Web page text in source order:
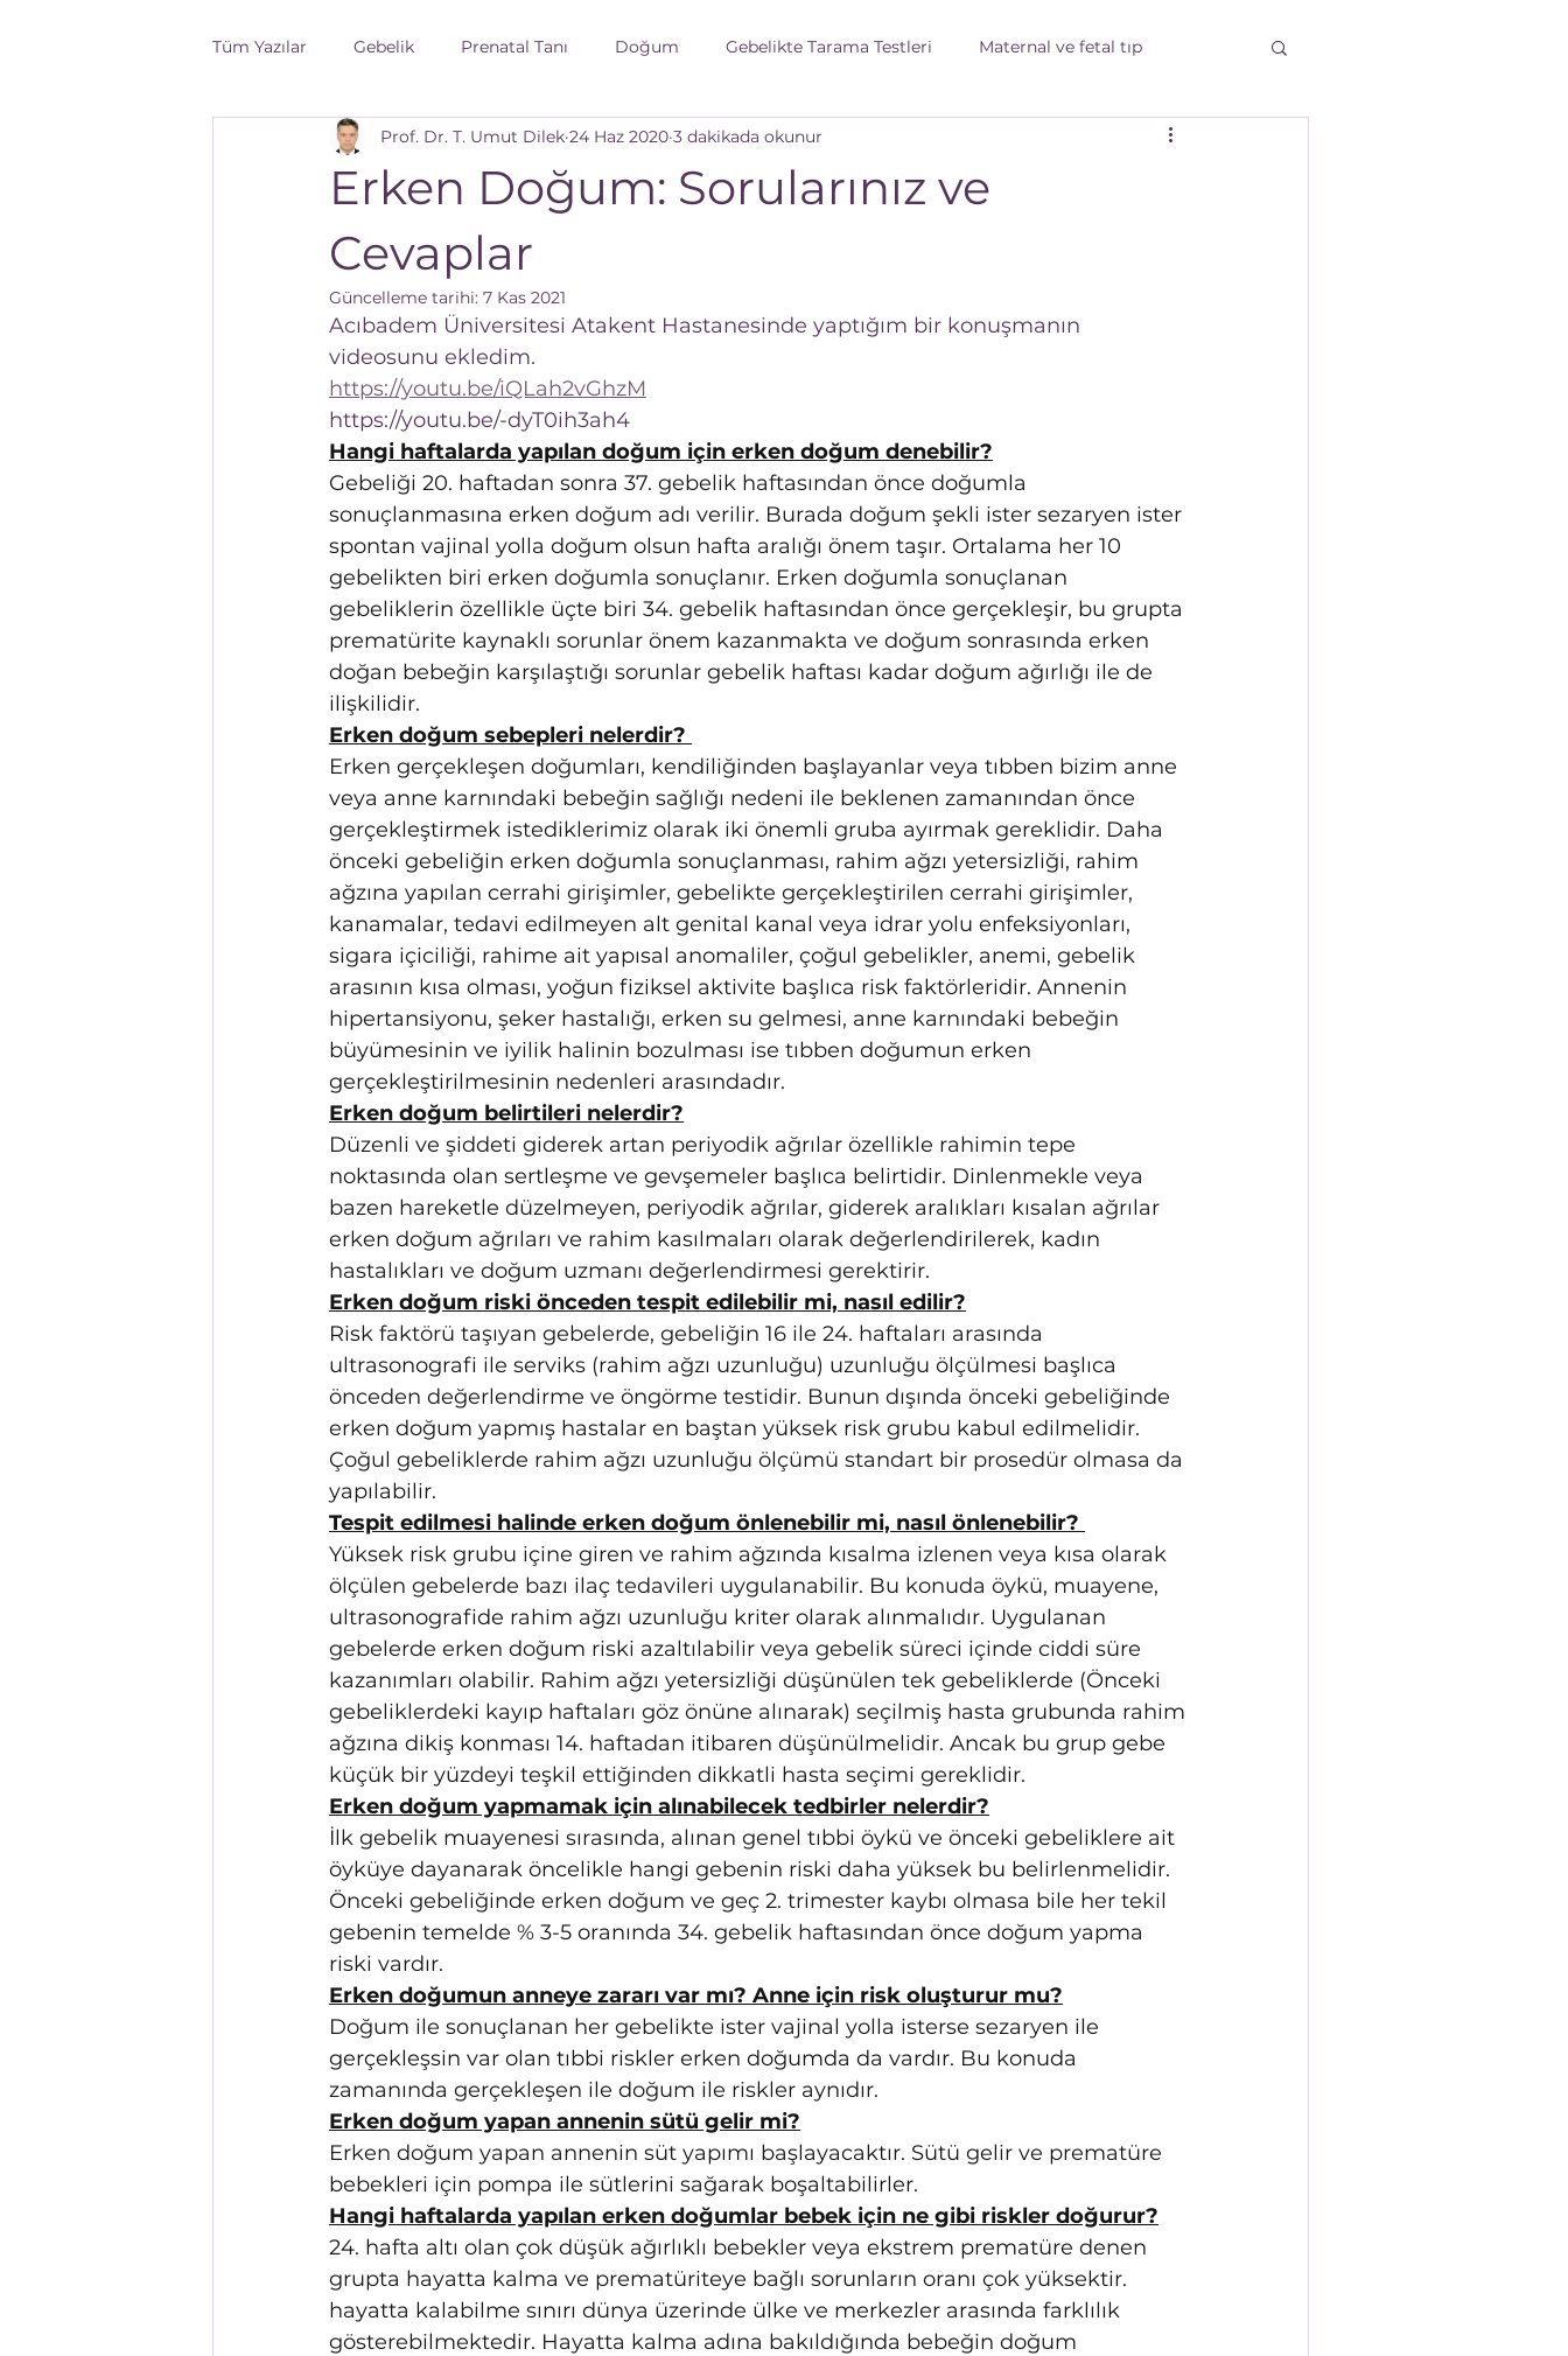
Tüm Yazılar Gebelik Prenatal Tanı Doğum Gebelikte Tarama Testleri Maternal ve fetal tıp
Fetal sağlık Gebelik Öncesi gebelikte sık sorulan sorular Gebelik Takibi
kadın sağlığı Gebelikte Beslenme
Erken Doğum: Sorularınız ve
Cevaplar
Prof. Dr. T. Umut Dilek 24 Haz 2020 3 dakikada okunur
Güncelleme tarihi: 7 Kas 2021
Acıbadem Üniversitesi Atakent Hastanesinde yaptığım bir konuşmanın
videosunu ekledim.
https://youtu.be/iQLah2vGhzM
https://youtu.be/-dyT0ih3ah4
Hangi haftalarda yapılan doğum için erken doğum denebilir?
Gebeliği 20. haftadan sonra 37. gebelik haftasından önce doğumla
sonuçlanmasına erken doğum adı verilir. Burada doğum şekli ister sezaryen ister
spontan vajinal yolla doğum olsun hafta aralığı önem taşır. Ortalama her 10
gebelikten biri erken doğumla sonuçlanır. Erken doğumla sonuçlanan
gebeliklerin özellikle üçte biri 34. gebelik haftasından önce gerçekleşir, bu grupta
prematürite kaynaklı sorunlar önem kazanmakta ve doğum sonrasında erken
doğan bebeğin karşılaştığı sorunlar gebelik haftası kadar doğum ağırlığı ile de
ilişkilidir.
Erken doğum sebepleri nelerdir?
Erken gerçekleşen doğumları, kendiliğinden başlayanlar veya tıbben bizim anne
veya anne karnındaki bebeğin sağlığı nedeni ile beklenen zamanından önce
gerçekleştirmek istediklerimiz olarak iki önemli gruba ayırmak gereklidir. Daha
önceki gebeliğin erken doğumla sonuçlanması, rahim ağzı yetersizliği, rahim
ağzına yapılan cerrahi girişimler, gebelikte gerçekleştirilen cerrahi girişimler,
kanamalar, tedavi edilmeyen alt genital kanal veya idrar yolu enfeksiyonları,
sigara içiciliği, rahime ait yapısal anomaliler, çoğul gebelikler, anemi, gebelik
arasının kısa olması, yoğun fiziksel aktivite başlıca risk faktörleridir. Annenin
hipertansiyonu, şeker hastalığı, erken su gelmesi, anne karnındaki bebeğin
büyümesinin ve iyilik halinin bozulması ise tıbben doğumun erken
gerçekleştirilmesinin nedenleri arasındadır.
Erken doğum belirtileri nelerdir?
Düzenli ve şiddeti giderek artan periyodik ağrılar özellikle rahimin tepe
noktasında olan sertleşme ve gevşemeler başlıca belirtidir. Dinlenmekle veya
bazen hareketle düzelmeyen, periyodik ağrılar, giderek aralıkları kısalan ağrılar
erken doğum ağrıları ve rahim kasılmaları olarak değerlendirilerek, kadın
hastalıkları ve doğum uzmanı değerlendirmesi gerektirir.
Erken doğum riski önceden tespit edilebilir mi, nasıl edilir?
Risk faktörü taşıyan gebelerde, gebeliğin 16 ile 24. haftaları arasında
ultrasonografi ile serviks (rahim ağzı uzunluğu) uzunluğu ölçülmesi başlıca
önceden değerlendirme ve öngörme testidir. Bunun dışında önceki gebeliğinde
erken doğum yapmış hastalar en baştan yüksek risk grubu kabul edilmelidir.
Çoğul gebeliklerde rahim ağzı uzunluğu ölçümü standart bir prosedür olmasa da
yapılabilir.
Tespit edilmesi halinde erken doğum önlenebilir mi, nasıl önlenebilir?
Yüksek risk grubu içine giren ve rahim ağzında kısalma izlenen veya kısa olarak
ölçülen gebelerde bazı ilaç tedavileri uygulanabilir. Bu konuda öykü, muayene,
ultrasonografide rahim ağzı uzunluğu kriter olarak alınmalıdır. Uygulanan
gebelerde erken doğum riski azaltılabilir veya gebelik süreci içinde ciddi süre
kazanımları olabilir. Rahim ağzı yetersizliği düşünülen tek gebeliklerde (Önceki
gebeliklerdeki kayıp haftaları göz önüne alınarak) seçilmiş hasta grubunda rahim
ağzına dikiş konması 14. haftadan itibaren düşünülmelidir. Ancak bu grup gebe
küçük bir yüzdeyi teşkil ettiğinden dikkatli hasta seçimi gereklidir.
Erken doğum yapmamak için alınabilecek tedbirler nelerdir?
İlk gebelik muayenesi sırasında, alınan genel tıbbi öykü ve önceki gebeliklere ait
öyküye dayanarak öncelikle hangi gebenin riski daha yüksek bu belirlenmelidir.
Önceki gebeliğinde erken doğum ve geç 2. trimester kaybı olmasa bile her tekil
gebenin temelde % 3-5 oranında 34. gebelik haftasından önce doğum yapma
riski vardır.
Erken doğumun anneye zararı var mı? Anne için risk oluşturur mu?
Doğum ile sonuçlanan her gebelikte ister vajinal yolla isterse sezaryen ile
gerçekleşsin var olan tıbbi riskler erken doğumda da vardır. Bu konuda
zamanında gerçekleşen ile doğum ile riskler aynıdır.
Erken doğum yapan annenin sütü gelir mi?
Erken doğum yapan annenin süt yapımı başlayacaktır. Sütü gelir ve prematüre
bebekleri için pompa ile sütlerini sağarak boşaltabilirler.
Hangi haftalarda yapılan erken doğumlar bebek için ne gibi riskler doğurur?
24. hafta altı olan çok düşük ağırlıklı bebekler veya ekstrem prematüre denen
grupta hayatta kalma ve prematüriteye bağlı sorunların oranı çok yüksektir.
hayatta kalabilme sınırı dünya üzerinde ülke ve merkezler arasında farklılık
gösterebilmektedir. Hayatta kalma adına bakıldığında bebeğin doğum